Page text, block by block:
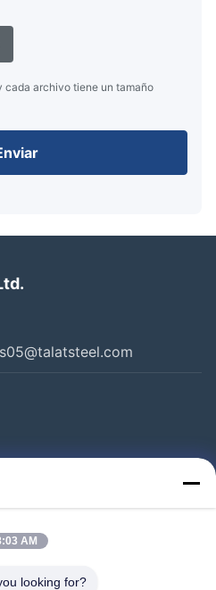
cada archivo tiene un tamaño
AM
looking for?